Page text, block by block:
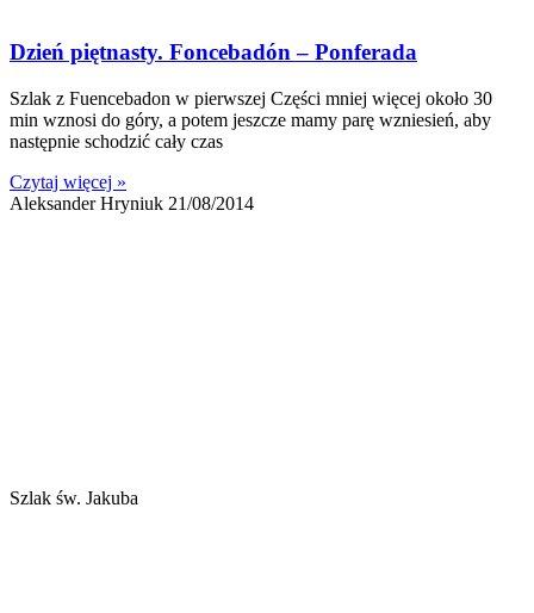
Dzień piętnasty. Foncebadón – Ponferada
Szlak z Fuencebadon w pierwszej Części mniej więcej około 30
min wznosi do góry, a potem jeszcze mamy parę wzniesień, aby
następnie schodzić cały czas
Czytaj więcej »
Aleksander Hryniuk 21/08/2014
Szlak św. Jakuba